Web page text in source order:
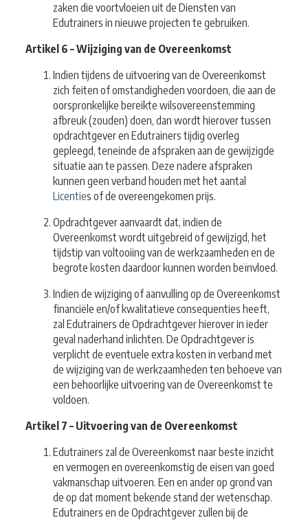
zaken die voortvloeien uit de Diensten van
Edutrainers in nieuwe projecten te gebruiken.
Artikel 6 – Wijziging van de Overeenkomst
Indien tijdens de uitvoering van de Overeenkomst
zich feiten of omstandigheden voordoen, die aan de
oorspronkelijke bereikte wilsovereenstemming
afbreuk (zouden) doen, dan wordt hierover tussen
opdrachtgever en Edutrainers tijdig overleg
gepleegd, teneinde de afspraken aan de gewijzigde
situatie aan te passen. Deze nadere afspraken
kunnen geen verband houden met het aantal
Licenties of de overeengekomen prijs.
Opdrachtgever aanvaardt dat, indien de
Overeenkomst wordt uitgebreid of gewijzigd, het
tijdstip van voltooiing van de werkzaamheden en de
begrote kosten daardoor kunnen worden beïnvloed.
Indien de wijziging of aanvulling op de Overeenkomst
financiële en/of kwalitatieve consequenties heeft,
zal Edutrainers de Opdrachtgever hierover in ieder
geval naderhand inlichten. De Opdrachtgever is
verplicht de eventuele extra kosten in verband met
de wijziging van de werkzaamheden ten behoeve van
een behoorlijke uitvoering van de Overeenkomst te
voldoen.
Artikel 7 – Uitvoering van de Overeenkomst
Edutrainers zal de Overeenkomst naar beste inzicht
en vermogen en overeenkomstig de eisen van goed
vakmanschap uitvoeren. Een en ander op grond van
de op dat moment bekende stand der wetenschap.
Edutrainers en de Opdrachtgever zullen bij de